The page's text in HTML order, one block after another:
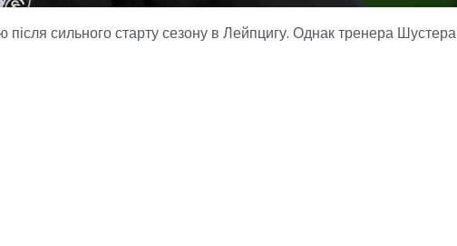
сильного старту сезону в Лейпцигу. Однак тренера Шустера